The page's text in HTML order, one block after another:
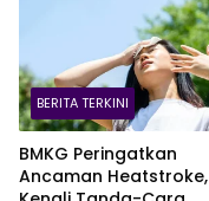
BERITA TERKINI
BMKG Peringatkan
Ancaman Heatstroke,